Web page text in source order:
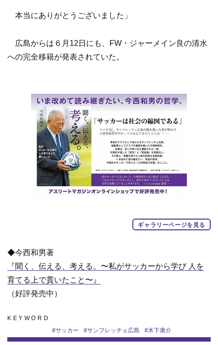
本当にありがとうございました」
広島からは６月12日にも、FW・ジャーメイン良の清水
への完全移籍が発表されていた。
ギャラリーページを見る
◆今西和男著
『聞く、伝える、考える。〜私がサッカーから学び 人を
育てる上で貫いたこと〜』
（好評発売中）
KEYWORD
#サッカー #サンフレッチェ広島 #木下康介